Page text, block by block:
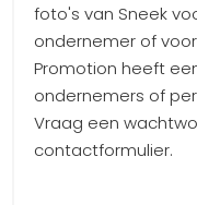
foto's van Sneek
ondernemer of
Promotion heeft
ondernemers of
Vraag een
contactformulier.